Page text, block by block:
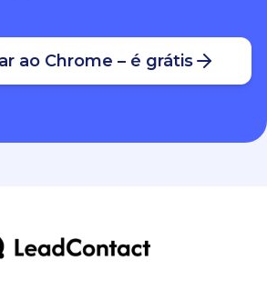
ao Chrome – é grátis